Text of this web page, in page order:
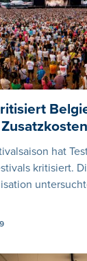
hat
kritisiert.